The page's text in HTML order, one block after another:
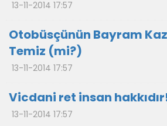
13-11-2014 17:57
Otobüsçünün Bayram
Temiz (mi?)
13-11-2014 17:57
Vicdani ret insan
13-11-2014 17:57